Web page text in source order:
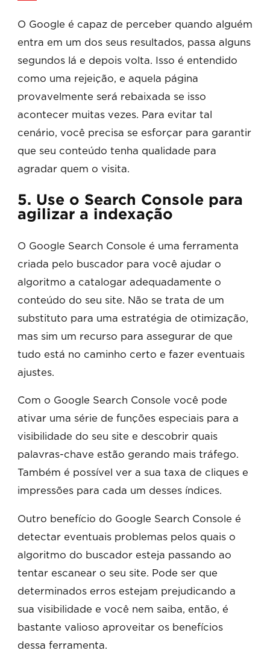
O Google é capaz de perceber quando alguém
entra em um dos seus resultados, passa alguns
segundos lá e depois volta. Isso é entendido
como uma rejeição, e aquela página
provavelmente será rebaixada se isso
acontecer muitas vezes. Para evitar tal
cenário, você precisa se esforçar para garantir
que seu conteúdo tenha qualidade para
agradar quem o visita.
5. Use o Search Console para
agilizar a indexação
O Google Search Console é uma ferramenta
criada pelo buscador para você ajudar o
algoritmo a catalogar adequadamente o
conteúdo do seu site. Não se trata de um
substituto para uma estratégia de otimização,
mas sim um recurso para assegurar de que
tudo está no caminho certo e fazer eventuais
ajustes.
Com o Google Search Console você pode
ativar uma série de funções especiais para a
visibilidade do seu site e descobrir quais
palavras-chave estão gerando mais tráfego.
Também é possível ver a sua taxa de cliques e
impressões para cada um desses índices.
Outro benefício do Google Search Console é
detectar eventuais problemas pelos quais o
algoritmo do buscador esteja passando ao
tentar escanear o seu site. Pode ser que
determinados erros estejam prejudicando a
sua visibilidade e você nem saiba, então, é
bastante valioso aproveitar os benefícios
dessa ferramenta.